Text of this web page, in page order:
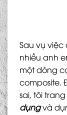
Sau vụ việc
nhiều anh
một dòng
composite.
sai, tôi
dụngvà